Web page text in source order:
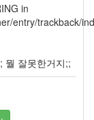
in
entry/trackback/
뭘 잘못한거지;;